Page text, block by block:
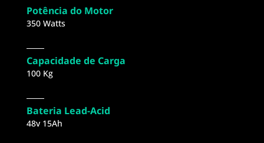
Potência do Motor
350 Watts
Capacidade de Carga
100 Kg
Bateria Lead-Acid
48v 15Ah​